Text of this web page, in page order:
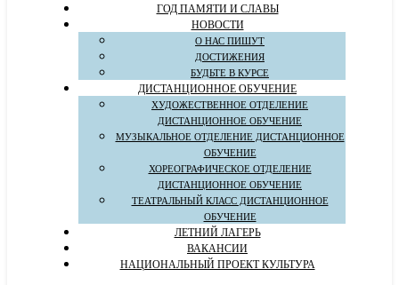
ГОД ПАМЯТИ И СЛАВЫ
НОВОСТИ
О НАС ПИШУТ
ДОСТИЖЕНИЯ
БУДЬТЕ В КУРСЕ
ДИСТАНЦИОННОЕ ОБУЧЕНИЕ
ХУДОЖЕСТВЕННОЕ ОТДЕЛЕНИЕ
ДИСТАНЦИОННОЕ ОБУЧЕНИЕ
МУЗЫКАЛЬНОЕ ОТДЕЛЕНИЕ ДИСТАНЦИОННОЕ
ОБУЧЕНИЕ
ХОРЕОГРАФИЧЕСКОЕ ОТДЕЛЕНИЕ
ДИСТАНЦИОННОЕ ОБУЧЕНИЕ
ТЕАТРАЛЬНЫЙ КЛАСС ДИСТАНЦИОННОЕ
ОБУЧЕНИЕ
ЛЕТНИЙ ЛАГЕРЬ
ВАКАНСИИ
НАЦИОНАЛЬНЫЙ ПРОЕКТ КУЛЬТУРА